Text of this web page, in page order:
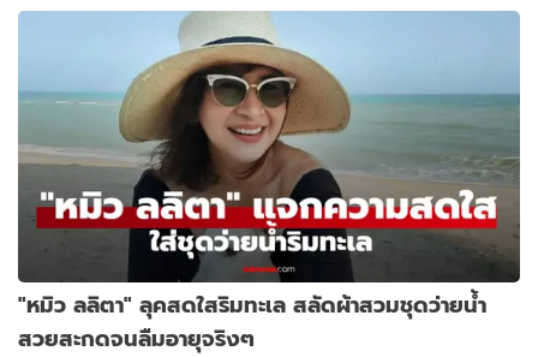
"หมิว ลลิตา" ลุคสดใสริมทะเล สลัดผ้าสวมชุดว่ายน้ำ
สวยสะกดจนลืมอายุจริงๆ